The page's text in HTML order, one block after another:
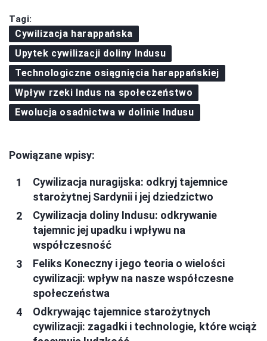
Tagi:
Cywilizacja harappańska
Upytek cywilizacji doliny Indusu
Technologiczne osiągnięcia harappańskiej
Wpływ rzeki Indus na społeczeństwo
Ewolucja osadnictwa w dolinie Indusu
Powiązane wpisy:
Cywilizacja nuragijska: odkryj tajemnice
starożytnej Sardynii i jej dziedzictwo
Cywilizacja doliny Indusu: odkrywanie
tajemnic jej upadku i wpływu na
współczesność
Feliks Koneczny i jego teoria o wielości
cywilizacji: wpływ na nasze współczesne
społeczeństwa
Odkrywając tajemnice starożytnych
cywilizacji: zagadki i technologie, które wciąż